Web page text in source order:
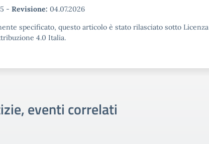
- Revisione: 04.07.2026
specificato, questo articolo è stato rilasciato sotto Licenza
4.0 Italia.
eventi correlati